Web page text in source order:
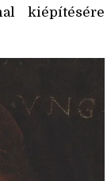
kiépítésére